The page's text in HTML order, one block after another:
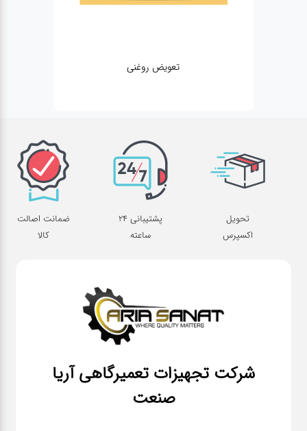
تعویض روغنی
تحویل
اکسپرس
پشتیبانی 24
ساعته
ضمانت اصالت
کالا
شرکت تجهیزات تعمیرگاهی آریا
صنعت